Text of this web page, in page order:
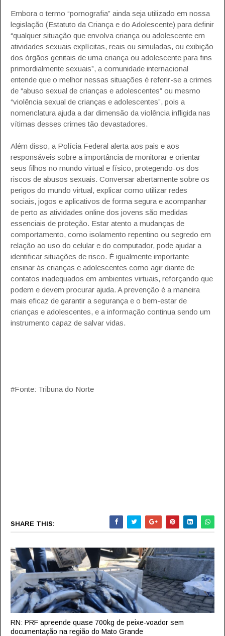
Embora o termo “pornografia” ainda seja utilizado em nossa
legislação (Estatuto da Criança e do Adolescente) para definir
“qualquer situação que envolva criança ou adolescente em
atividades sexuais explícitas, reais ou simuladas, ou exibição
dos órgãos genitais de uma criança ou adolescente para fins
primordialmente sexuais”, a comunidade internacional
entende que o melhor nessas situações é referir-se a crimes
de “abuso sexual de crianças e adolescentes” ou mesmo
“violência sexual de crianças e adolescentes”, pois a
nomenclatura ajuda a dar dimensão da violência infligida nas
vítimas desses crimes tão devastadores.
Além disso, a Polícia Federal alerta aos pais e aos
responsáveis sobre a importância de monitorar e orientar
seus filhos no mundo virtual e físico, protegendo-os dos
riscos de abusos sexuais. Conversar abertamente sobre os
perigos do mundo virtual, explicar como utilizar redes
sociais, jogos e aplicativos de forma segura e acompanhar
de perto as atividades online dos jovens são medidas
essenciais de proteção. Estar atento a mudanças de
comportamento, como isolamento repentino ou segredo em
relação ao uso do celular e do computador, pode ajudar a
identificar situações de risco. É igualmente importante
ensinar às crianças e adolescentes como agir diante de
contatos inadequados em ambientes virtuais, reforçando que
podem e devem procurar ajuda. A prevenção é a maneira
mais eficaz de garantir a segurança e o bem-estar de
crianças e adolescentes, e a informação continua sendo um
instrumento capaz de salvar vidas.
#Fonte: Tribuna do Norte
SHARE THIS:
RN: PRF apreende quase 700kg de peixe-voador sem
documentação na região do Mato Grande